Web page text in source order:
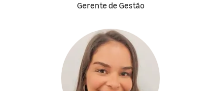
Gerente de Gestão